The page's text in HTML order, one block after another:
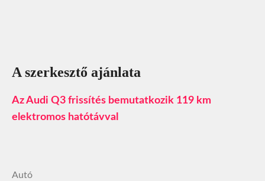
A szerkesztő ajánlata
Az Audi Q3 frissítés bemutatkozik 119 km
elektromos hatótávval
Autó